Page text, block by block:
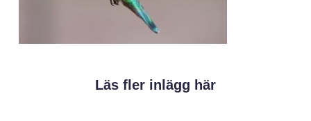
Läs fler inlägg här